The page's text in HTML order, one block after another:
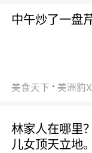
中午炒了一盘
美食天下 美洲豹
林家人在哪里
儿女顶天立地